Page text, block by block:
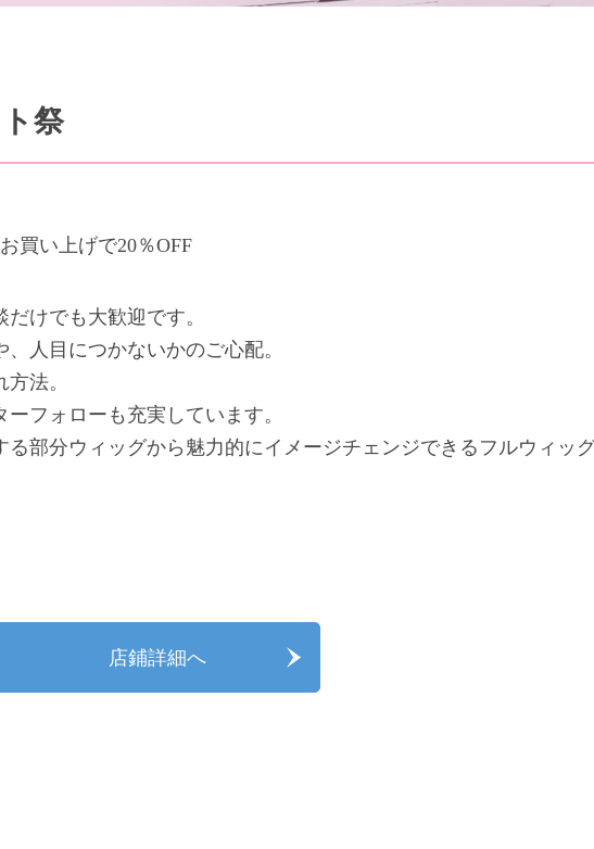
祭
買い上げで20％OFF
けでも大歓迎です。
人目につかないかのご心配。
法。
フォローも充実しています。
部分ウィッグから魅力的にイメージチェンジできるフルウィッ
店鋪詳細へ